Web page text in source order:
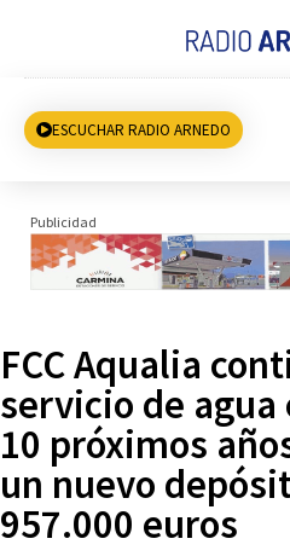
ESCUCHAR RADIO ARNEDO
Publicidad
FCC Aqualia
servicio de agua
10 próximos
un nuevo
957.000 euros